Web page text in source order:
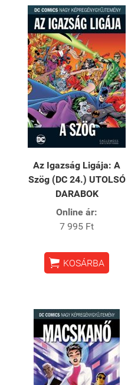
Az ​Igazság Ligája: A
Szög (DC 24.) UTOLSÓ
DARABOK
Online ár:
7 995 Ft
 KOSÁRBA